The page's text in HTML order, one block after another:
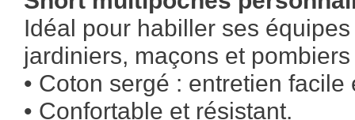
Idéal pour habiller ses
jardiniers, maçons et pombiers
• Coton sergé : entretien
• Confortable et résistant.